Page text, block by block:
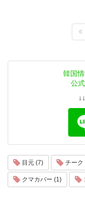
韓国
公
目元 (7) チーク
クマカバー (1)